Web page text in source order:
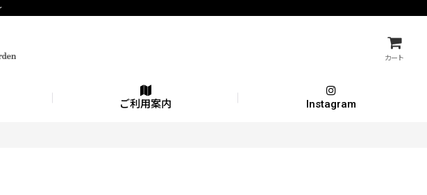
カート
ご利用案内 Instagram